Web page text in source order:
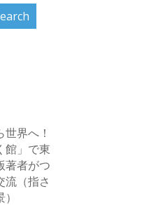
界へ！
館」で東
著者がつ
流（指さ